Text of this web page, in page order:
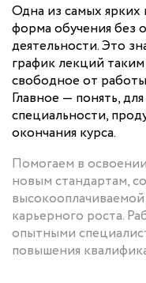
Одна из самых
форма обучения без
деятельности. Это
график лекций
свободное от
Главное — понять,
специальности,
окончания курса.
Помогаем в
новым стандартам,
карьерного роста.
опытными
повышения